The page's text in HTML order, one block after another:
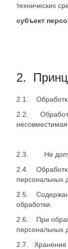
технических
субъект
2.
2.1.
2.2.
2.3. Не
2.4.
персональных
2.5.
обработки.
2.6. При
персональных
2.7. Хранение